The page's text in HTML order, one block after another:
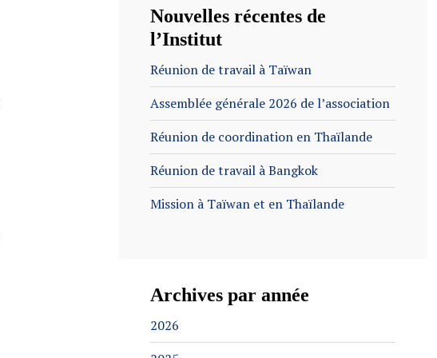
…
…Lire la suite
suite
… Lire la suite
…Lire la suite
…Lire la suite
Nouvelles récentes de
l’Institut
Réunion de travail à Taïwan
Assemblée générale 2026 de l’association
Réunion de coordination en Thaïlande
Réunion de travail à Bangkok
Mission à Taïwan et en Thaïlande
Archives par année
2026